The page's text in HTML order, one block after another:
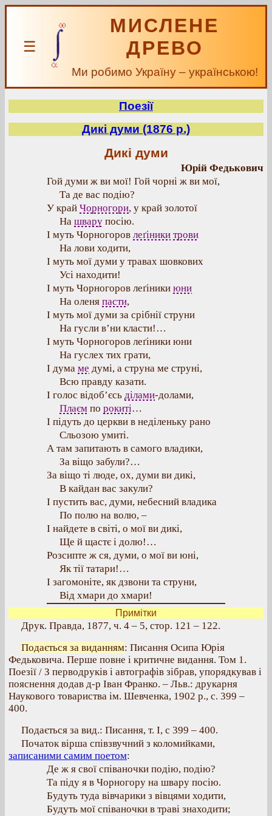
☰
МИСЛЕНЕ
ДРЕВО
Ми робимо Україну – українською!
Поезії
Дикі думи (1876 р.)
Дикі думи
Юрій Федькович
Гой думи ж ви мої! Гой чорні ж ви мої,
Та де вас подію?
У край Чорногори, у край золотої
На швару посію.
І муть Чорногоров леґіники трови
На лови ходити,
І муть мої думи у травах шовкових
Усі находити!
І муть Чорногоров леґіники юни
На оленя пасти,
І муть мої думи за срібнії струни
На гусли в’ни класти!…
І муть Чорногоров леґіники юни
На гуслех тих грати,
І дума ме думі, а струна ме струні,
Всю правду казати.
І голос відоб’єсь ділами-долами,
Плаєм по рокиті…
І підуть до церкви в неділеньку рано
Сльозою умиті.
А там запитають в самого владики,
За віщо забули?…
За віщо ті люде, ох, думи ви дикі,
В кайдан вас закули?
І пустить вас, думи, небесний владика
По полю на волю, –
І найдете в світі, о мої ви дикі,
Ще й щастє і долю!…
Розсипте ж ся, думи, о мої ви юні,
Як тії татари!…
І загомоніте, як дзвони та струни,
Від хмари до хмари!
Примітки
Друк. Правда, 1877, ч. 4 – 5, стор. 121 – 122.
Подається за виданням: Писання Осипа Юрія
Федьковича. Перше повне і критичне видання. Том 1.
Поезії / З перводруків і автографів зібрав, упорядкував і
пояснення додав д-р Іван Франко. – Льв.: друкарня
Наукового товариства ім. Шевченка, 1902 р., с. 399 –
400.
Подається за вид.: Писання, т. І, с 399 – 400.
Початок вірша співзвучний з коломийками,
записаними самим поетом:
Де ж я свої співаночки подію, подію?
Та піду я в Чорногору на швару посію.
Будуть туда вівчарики з вівцями ходити,
Будуть мої співаночки в траві знаходити;